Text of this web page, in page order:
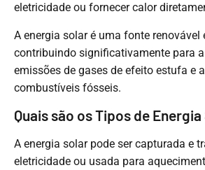
eletricidade ou fornecer calor
A energia solar é uma fonte renovável
contribuindo significativamente para
emissões de gases de efeito estufa e
combustíveis fósseis.
Quais são os Tipos de
A energia solar pode ser capturada e
eletricidade ou usada para